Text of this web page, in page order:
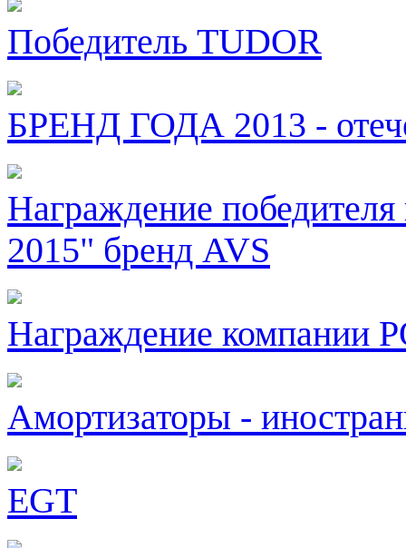
Победитель TUDOR
БРЕНД ГОДА 2013 -
Награждение
2015" бренд AVS
Награждение компании
Амортизаторы -
EGT